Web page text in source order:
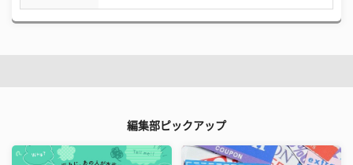
編集部ピックアップ